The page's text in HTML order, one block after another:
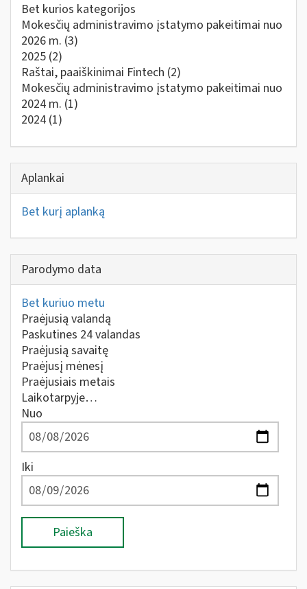
Bet kurios kategorijos
Mokesčių administravimo įstatymo pakeitimai nuo
2026 m. (3)
2025 (2)
Raštai, paaiškinimai Fintech (2)
Mokesčių administravimo įstatymo pakeitimai nuo
2024 m. (1)
2024 (1)
Aplankai
Bet kurį aplanką
Parodymo data
Bet kuriuo metu
Praėjusią valandą
Paskutines 24 valandas
Praėjusią savaitę
Praėjusį mėnesį
Praėjusiais metais
Laikotarpyje…
Nuo
Iki
Paieška